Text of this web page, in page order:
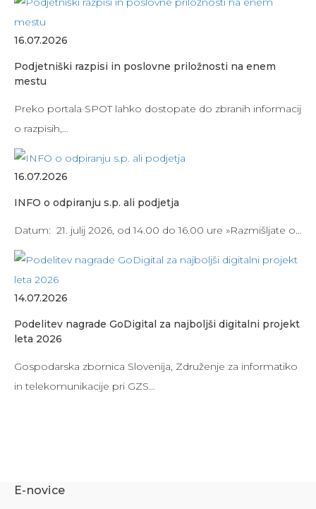
16.07.2026
Podjetniški razpisi in poslovne priložnosti na enem
mestu
Preko portala SPOT lahko dostopate do zbranih informacij
o razpisih,…
16.07.2026
INFO o odpiranju s.p. ali podjetja
Datum: 21. julij 2026, od 14.00 do 16.00 ure »Razmišljate o…
14.07.2026
Podelitev nagrade GoDigital za najboljši digitalni projekt
leta 2026
Gospodarska zbornica Slovenija, Združenje za informatiko
in telekomunikacije pri GZS…
E-novice